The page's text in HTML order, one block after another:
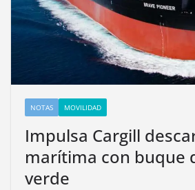
NOTAS MOVILIDAD
Impulsa Cargill
marítima con buque
verde